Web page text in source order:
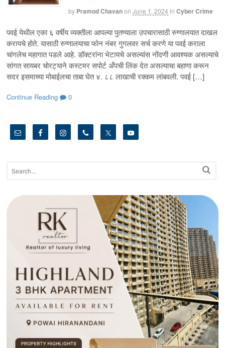
by Pramod Chavanon June 1, 2024 in Cyber Crime
पवई येथील एका ६ वर्षीय व्यक्तीला आपल्या पुतण्याला उपचारासाठी रुग्णालयात दाखल
करायचे होते. यासाठी रुग्णालयाचा फोन नंबर गुगलवर सर्च करणे या पवई कराला
चांगलेच महागात पडले आहे. डॉक्टरांना भेटायचे असल्यांस नोंदणी आवश्यक असल्याचे
सांगत सायबर चोरट्याने कस्टमर सपोर्ट अँपची लिंक देत असल्याचा बहाणा करून
सदर इसमाच्या मोबाईलचा ताबा घेत ४. ८८ लाखाची रक्कम लांबवली. पवई […]
Continue Reading 0